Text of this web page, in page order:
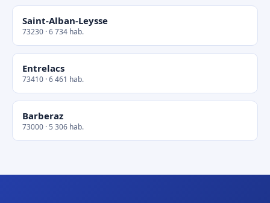
Saint-Alban-Leysse
73230 · 6 734 hab.
Entrelacs
73410 · 6 461 hab.
Barberaz
73000 · 5 306 hab.